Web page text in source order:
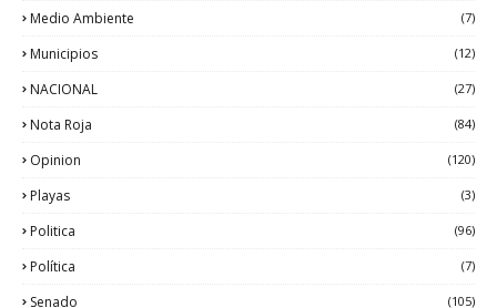
Medio Ambiente (7)
Municipios (12)
NACIONAL (27)
Nota Roja (84)
Opinion (120)
Playas (3)
Politica (96)
Política (7)
Senado (105)